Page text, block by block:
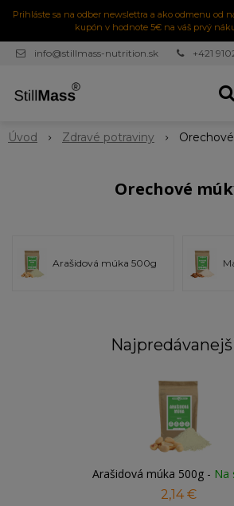
Prihláste sa na odber newslettra a ako odmenu od
kupón v hodnote 5€ na váš prvý
info@stillmass-nutrition.sk
+421
Úvod Zdravé potraviny
Orechové
Arašidová múka 500g
Arašidová múka 500g- Na
2,14 €